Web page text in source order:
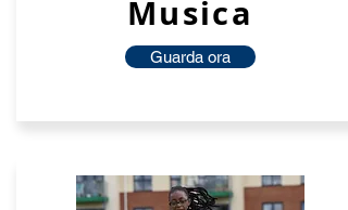
Musica
Guarda ora